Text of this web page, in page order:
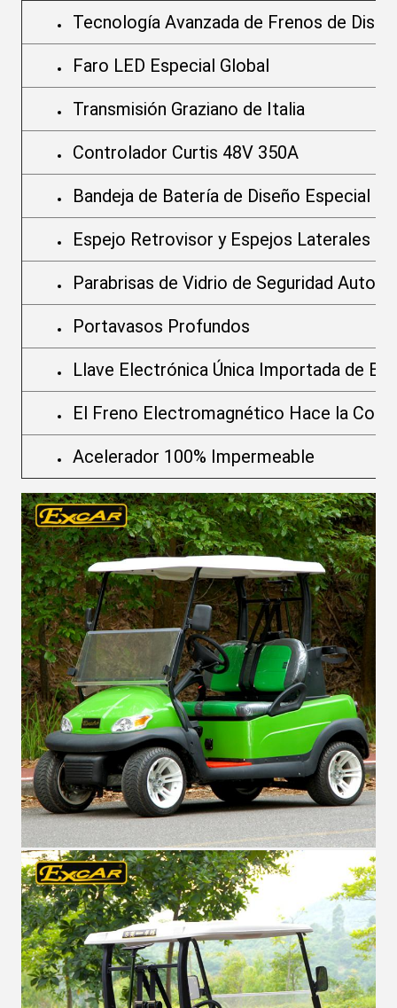
Tecnología Avanzada de Frenos de Disco
Faro LED Especial Global
Transmisión Graziano de Italia
Controlador Curtis 48V 350A
Bandeja de Batería de Diseño Especial
Espejo Retrovisor y Espejos Laterales
Parabrisas de Vidrio de Seguridad
Portavasos Profundos
Llave Electrónica Única Importada de EE.
El Freno Electromagnético Hace la
Acelerador 100% Impermeable